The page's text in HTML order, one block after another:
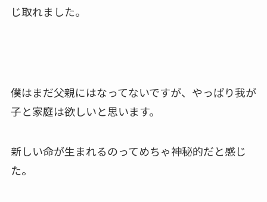
じ取れました。
僕はまだ父親にはなってないですが、やっぱり我が
子と家庭は欲しいと思います。
新しい命が生まれるのってめちゃ神秘的だと感じ
た。